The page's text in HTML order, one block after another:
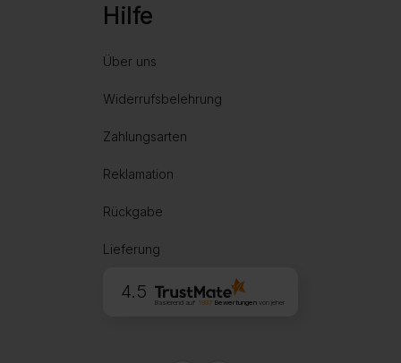
Hilfe
Über uns
Widerrufsbelehrung
Zahlungsarten
Reklamation
Rückgabe
Lieferung
4.5
Basierend auf 1997Bewertungen von jeher